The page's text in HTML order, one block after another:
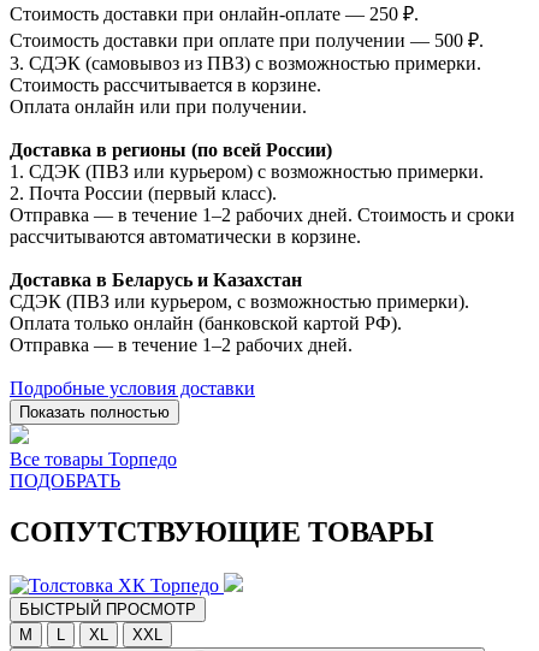
Стоимость доставки при онлайн-оплате — 250 ₽.
Стоимость доставки при оплате при получении — 500 ₽.
3. СДЭК (самовывоз из ПВЗ) с возможностью примерки.
Стоимость рассчитывается в корзине.
Оплата онлайн или при получении.
Доставка в регионы (по всей России)
1. СДЭК (ПВЗ или курьером) с возможностью примерки.
2. Почта России (первый класс).
Отправка — в течение 1–2 рабочих дней. Стоимость и сроки
рассчитываются автоматически в корзине.
Доставка в Беларусь и Казахстан
СДЭК (ПВЗ или курьером, с возможностью примерки).
Оплата только онлайн (банковской картой РФ).
Отправка — в течение 1–2 рабочих дней.
Подробные условия доставки
Показать полностью
Все товары Торпедо
ПОДОБРАТЬ
СОПУТСТВУЮЩИЕ ТОВАРЫ
БЫСТРЫЙ ПРОСМОТР
M
L XL XXL